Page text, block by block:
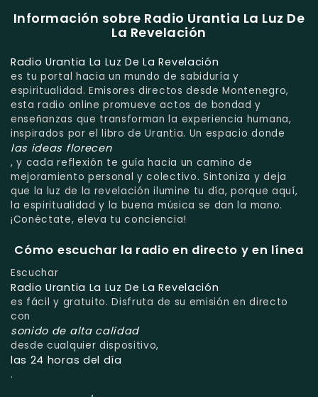
Información sobre Radio Urantia La Luz De
La Revelación
Radio Urantia La Luz De La Revelación
es tu portal hacia un mundo de sabiduría y
espiritualidad. Emisores directos desde Montenegro,
esta radio online promueve actos de bondad y
enseñanzas que transforman la experiencia humana,
inspirados por el libro de Urantia. Un espacio donde
las ideas florecen
, y cada reflexión te guía hacia un camino de
mejoramiento personal y colectivo. Sintoniza y deja
que la luz de la revelación ilumine tu día, porque aquí,
la espiritualidad y la buena música se dan la mano.
¡Conéctate, eleva tu conciencia!
Cómo escuchar la radio en directo y en línea
Escuchar
Radio Urantia La Luz De La Revelación
es fácil y gratuito. Disfruta de su emisión en directo
con
sonido de alta calidad
desde cualquier dispositivo,
las 24 horas del día
.